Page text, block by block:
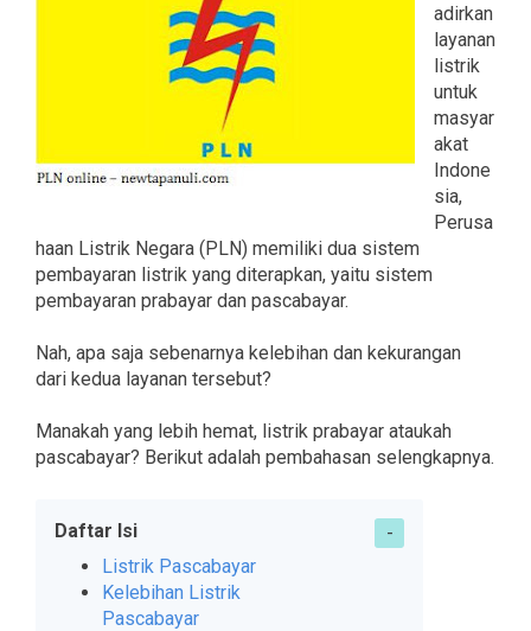
adirkan
layanan
listrik
untuk
masyar
akat
Indone
sia,
Perusa
haan Listrik Negara (PLN) memiliki dua sistem
pembayaran listrik yang diterapkan, yaitu sistem
pembayaran prabayar dan pascabayar.
Nah, apa saja sebenarnya kelebihan dan kekurangan
dari kedua layanan tersebut?
Manakah yang lebih hemat, listrik prabayar ataukah
pascabayar? Berikut adalah pembahasan selengkapnya.
Daftar Isi
Listrik Pascabayar
Kelebihan Listrik
Pascabayar